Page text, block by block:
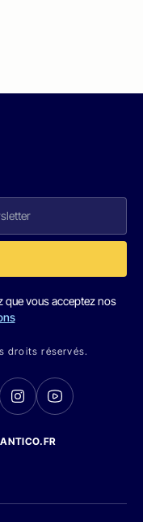
que vous acceptez nos
droits réservés.